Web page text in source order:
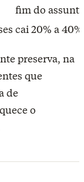
fim do
cai 20% a 40%
preserva, na
que
de
o